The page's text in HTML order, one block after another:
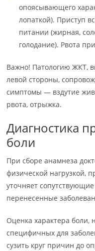
опоясывающего
лопаткой). Приступ
питании (жирная,
голодание). Рвота
Важно! Патологию ЖКТ,
левой стороны,
симптомы — вздутие
рвота, отрыжка.
Диагностика
боли
При сборе анамнеза
физической нагрузкой,
уточняет
перенесенные
Оценка характера боли,
специфичных для
сузить круг причин до